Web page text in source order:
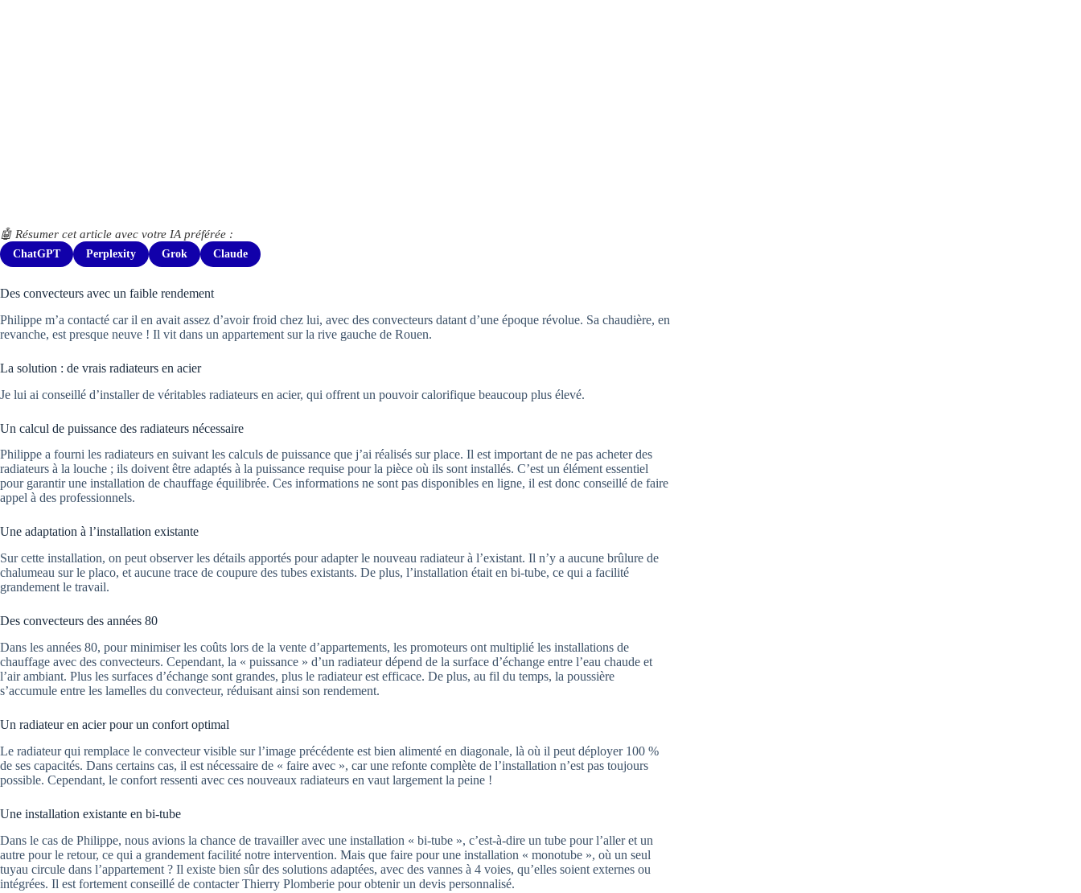
🤖 Résumer cet article avec votre IA préférée :
ChatGPT Perplexity Grok Claude
Des convecteurs avec un faible rendement
Philippe m’a contacté car il en avait assez d’avoir froid chez lui, avec des convecteurs datant d’une époque révolue. Sa chaudière, en
revanche, est presque neuve ! Il vit dans un appartement sur la rive gauche de Rouen.
La solution : de vrais radiateurs en acier
Je lui ai conseillé d’installer de véritables radiateurs en acier, qui offrent un pouvoir calorifique beaucoup plus élevé.
Un calcul de puissance des radiateurs nécessaire
Philippe a fourni les radiateurs en suivant les calculs de puissance que j’ai réalisés sur place. Il est important de ne pas acheter des
radiateurs à la louche ; ils doivent être adaptés à la puissance requise pour la pièce où ils sont installés. C’est un élément essentiel
pour garantir une installation de chauffage équilibrée. Ces informations ne sont pas disponibles en ligne, il est donc conseillé de faire
appel à des professionnels.
Une adaptation à l’installation existante
Sur cette installation, on peut observer les détails apportés pour adapter le nouveau radiateur à l’existant. Il n’y a aucune brûlure de
chalumeau sur le placo, et aucune trace de coupure des tubes existants. De plus, l’installation était en bi-tube, ce qui a facilité
grandement le travail.
Des convecteurs des années 80
Dans les années 80, pour minimiser les coûts lors de la vente d’appartements, les promoteurs ont multiplié les installations de
chauffage avec des convecteurs. Cependant, la « puissance » d’un radiateur dépend de la surface d’échange entre l’eau chaude et
l’air ambiant. Plus les surfaces d’échange sont grandes, plus le radiateur est efficace. De plus, au fil du temps, la poussière
s’accumule entre les lamelles du convecteur, réduisant ainsi son rendement.
Un radiateur en acier pour un confort optimal
Le radiateur qui remplace le convecteur visible sur l’image précédente est bien alimenté en diagonale, là où il peut déployer 100 %
de ses capacités. Dans certains cas, il est nécessaire de « faire avec », car une refonte complète de l’installation n’est pas toujours
possible. Cependant, le confort ressenti avec ces nouveaux radiateurs en vaut largement la peine !
Une installation existante en bi-tube
Dans le cas de Philippe, nous avions la chance de travailler avec une installation « bi-tube », c’est-à-dire un tube pour l’aller et un
autre pour le retour, ce qui a grandement facilité notre intervention. Mais que faire pour une installation « monotube », où un seul
tuyau circule dans l’appartement ? Il existe bien sûr des solutions adaptées, avec des vannes à 4 voies, qu’elles soient externes ou
intégrées. Il est fortement conseillé de contacter Thierry Plomberie pour obtenir un devis personnalisé.